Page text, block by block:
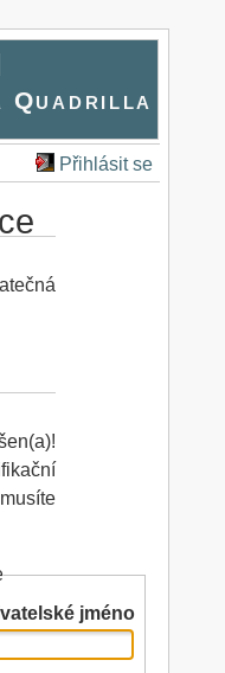
Quadrilla
Přihlásit se
jméno